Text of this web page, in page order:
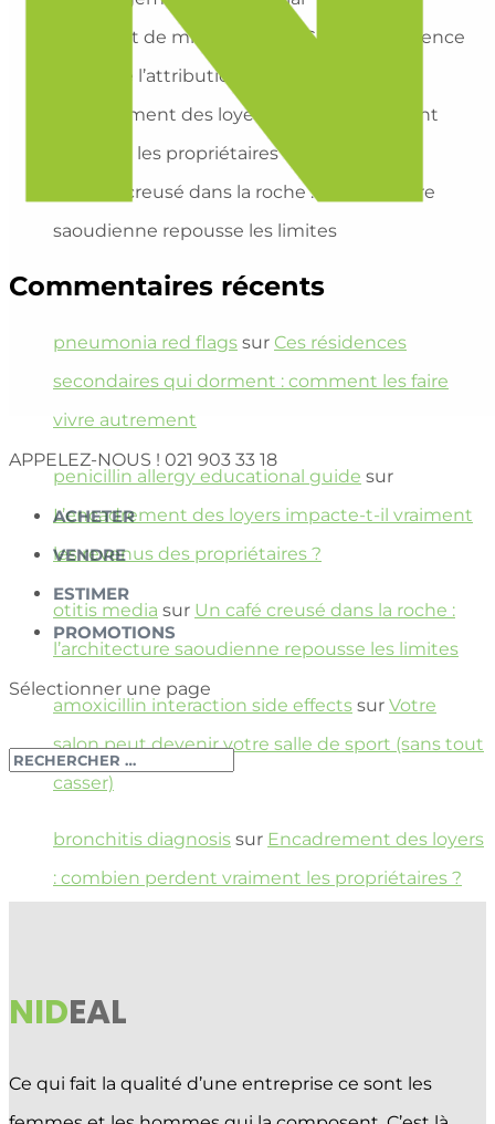
APPELEZ-NOUS ! 021 903 33 18
ACHETER
VENDRE
ESTIMER
PROMOTIONS
Sélectionner une page
Un chalet de mineurs signé Gaudí ? La science
confirme l’attribution
Encadrement des loyers : combien perdent
vraiment les propriétaires ?
Un café creusé dans la roche : l’architecture
saoudienne repousse les limites
Commentaires récents
pneumonia red flags sur Ces résidences
secondaires qui dorment : comment les faire
vivre autrement
penicillin allergy educational guide sur
L’encadrement des loyers impacte-t-il vraiment
les revenus des propriétaires ?
otitis media sur Un café creusé dans la roche :
l’architecture saoudienne repousse les limites
amoxicillin interaction side effects sur Votre
salon peut devenir votre salle de sport (sans tout
casser)
bronchitis diagnosis sur Encadrement des loyers
: combien perdent vraiment les propriétaires ?
NIDEAL
Ce qui fait la qualité d’une entreprise ce sont les